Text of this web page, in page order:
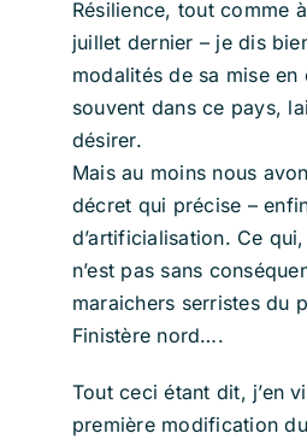
Résilience, tout comme
juillet dernier – je dis
modalités de sa mise
souvent dans ce pays,
désirer.
Mais au moins nous
décret qui précise –
d’artificialisation. Ce
n’est pas sans
maraichers serristes du
Finistère nord….
Tout ceci étant dit, j’en
première modification